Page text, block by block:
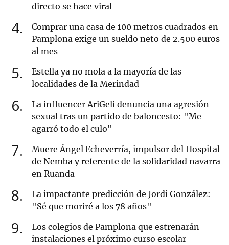
directo se hace viral
4
Comprar una casa de 100 metros cuadrados en
Pamplona exige un sueldo neto de 2.500 euros
al mes
5
Estella ya no mola a la mayoría de las
localidades de la Merindad
6
La influencer AriGeli denuncia una agresión
sexual tras un partido de baloncesto: "Me
agarró todo el culo"
7
Muere Ángel Echeverría, impulsor del Hospital
de Nemba y referente de la solidaridad navarra
en Ruanda
8
La impactante predicción de Jordi González:
"Sé que moriré a los 78 años"
9
Los colegios de Pamplona que estrenarán
instalaciones el próximo curso escolar